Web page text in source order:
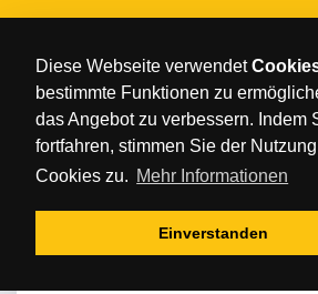
Diese Webseite verwendet
bestimmte Funktionen zu
das Angebot zu verbessern. Indem
fortfahren, stimmen Sie der
Cookies zu. Mehr Informationen
Einverstanden
#POSTI
. Januar 2026